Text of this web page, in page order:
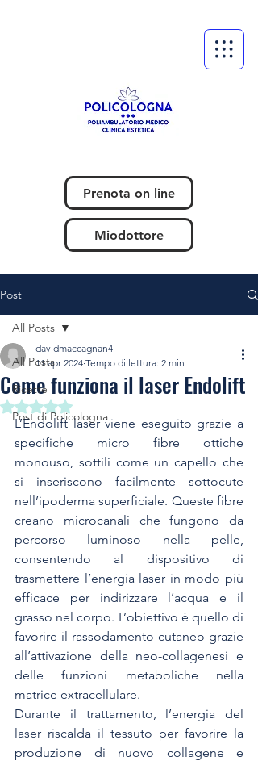
Prenota on line
Miodottore
Post
All Posts
Ricette
Post di Policologna
All Posts
Come funziona il laser Endolift
davidmaccagnan4
11 apr 2024 Tempo di lettura: 2 min
Valutazione NaN stelle su 5.
L’Endolift laser viene eseguito grazie a
specifiche micro fibre ottiche
monouso, sottili come un capello che
si inseriscono facilmente sottocute
nell’ipoderma superficiale. Queste fibre
creano microcanali che fungono da
percorso luminoso nella pelle,
consentendo al dispositivo di
trasmettere l’energia laser in modo più
efficace per indirizzare l’acqua e il
grasso nel corpo. L’obiettivo è quello di
favorire il rassodamento cutaneo grazie
all’attivazione della neo-collagenesi e
delle funzioni metaboliche nella
matrice extracellulare.
Durante il trattamento, l’energia del
laser riscalda il tessuto per favorire la
produzione di nuovo collagene e